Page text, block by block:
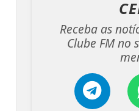
Receba as
Clube FM no